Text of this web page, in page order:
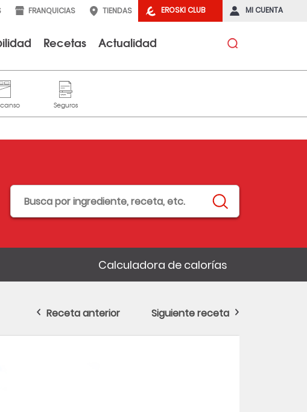
EROSKI CLUB MI CUENTA
FRANQUICIAS TIENDAS
Recetas Actualidad
Calculadora de calorías
Receta anterior Siguiente receta